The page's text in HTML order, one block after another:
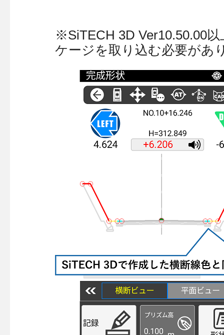
※SiTECH 3D Ver10.50.00
ケージを取り込む必要があ